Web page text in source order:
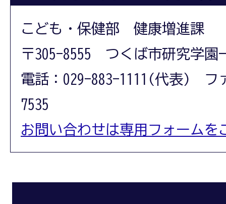
こども・保健部 健康増進課
〒305-8555 つくば市研究学園
電話：029-883-1111(代表) フ
7535
お問い合わせは専用フォームを